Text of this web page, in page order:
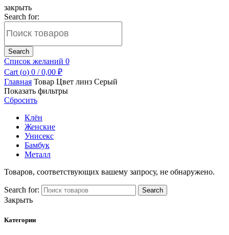
закрыть
Search for:
Search
Список желаний 0
Cart (o) 0 / 0,00 ₽
Главная Товар Цвет линз Серый
Показать фильтры
Сбросить
Клён
Женские
Унисекс
Бамбук
Металл
Товаров, соответствующих вашему запросу, не обнаружено.
Search for: Search
Закрыть
Категории